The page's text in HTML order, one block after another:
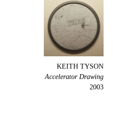
KEITH TYSON
Accelerator Drawing
2003